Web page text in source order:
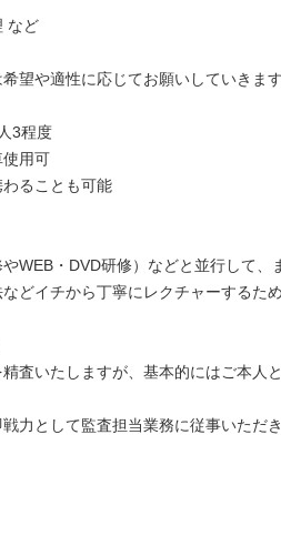
など
望や適性に応じてお願いしていきます
3程度
用可
ることも可能
WEB・DVD研修）などと並行して
どイチから丁寧にレクチャーするた
査いたしますが、基本的にはご本人
力として監査担当業務に従事いただき